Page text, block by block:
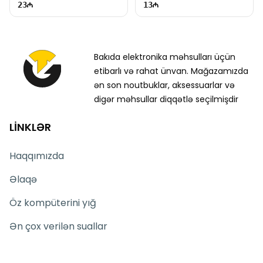
23 13
Bakıda elektronika məhsulları üçün
etibarlı və rahat ünvan. Mağazamızda
ən son noutbuklar, aksessuarlar və
digər məhsullar diqqətlə seçilmişdir
LİNKLƏR
Haqqımızda
Əlaqə
Öz kompüterini yığ
Ən çox verilən suallar